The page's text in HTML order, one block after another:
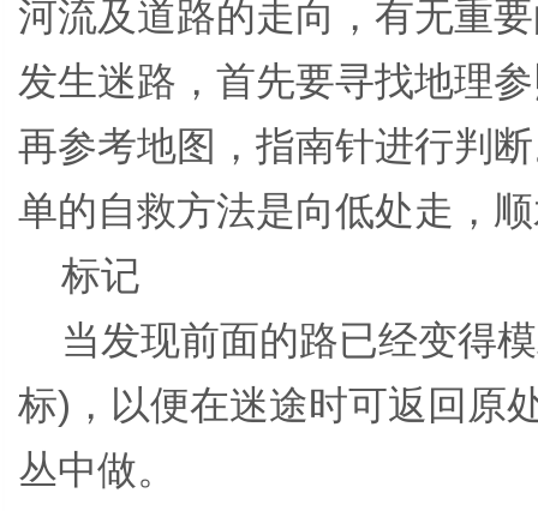
河流及道路的走向，有无重
发生迷路，首先要寻找地理
再参考地图，指南针进行判
单的自救方法是向低处走，
标记
当发现前面的路已经变得
标)，以便在迷途时可返回原
丛中做。